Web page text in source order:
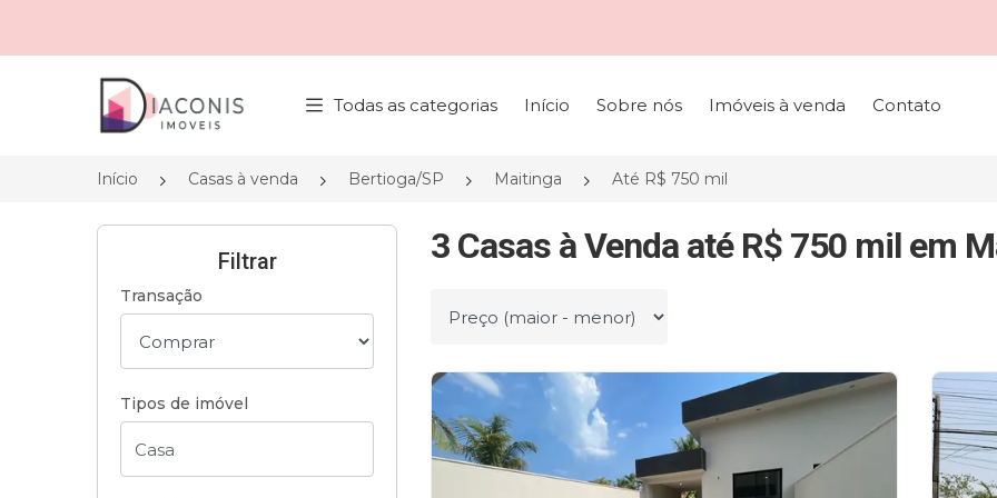
Página inicial
Todas as categorias Início Sobre nós Imóveis à venda Contato
Início Casas à venda Bertioga/SP Maitinga Até R$ 750 mil
Filtrar
Transação
Tipos de imóvel
3 Casas à Venda até R$ 750 mil em
Ordenar por